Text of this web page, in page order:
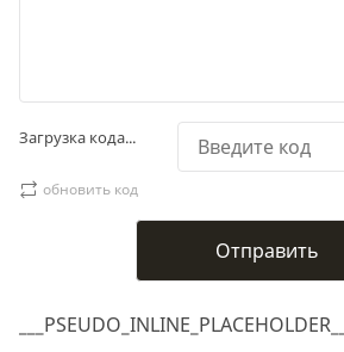
___PSEUDO_INLINE_PLACEHOLDER___
Загрузка кода...
обновить код